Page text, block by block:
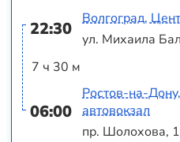
22:30
7 ч 30 м
06:00
Волгоград,
ул. Михаила
Ростов-на-
автовокзал
пр. Шолохова,